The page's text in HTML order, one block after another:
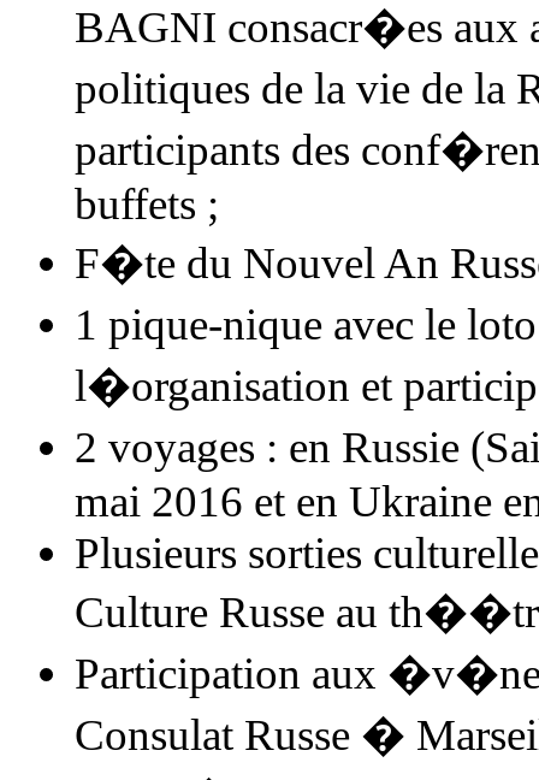
BAGNI consacr�es aux
politiques de la vie dela
participants des
buffets ;
F�te du Nouvel An
1 pique-nique avec le
l�organisation et
2 voyages : en Russie
mai 2016 et en Ukraine
Plusieurs sorties
Culture Russe au
Participation aux
Consulat Russe �